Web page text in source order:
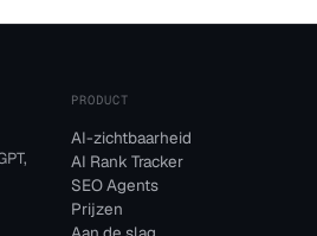
PRODUCT
AI-zichtbaarheid
AI Rank Tracker
SEO Agents
Prijzen